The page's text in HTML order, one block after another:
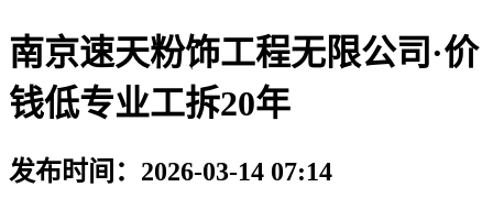
南京速天粉饰工程无限公司·价
钱低专业工拆20年
发布时间：2026-03-14 07:14